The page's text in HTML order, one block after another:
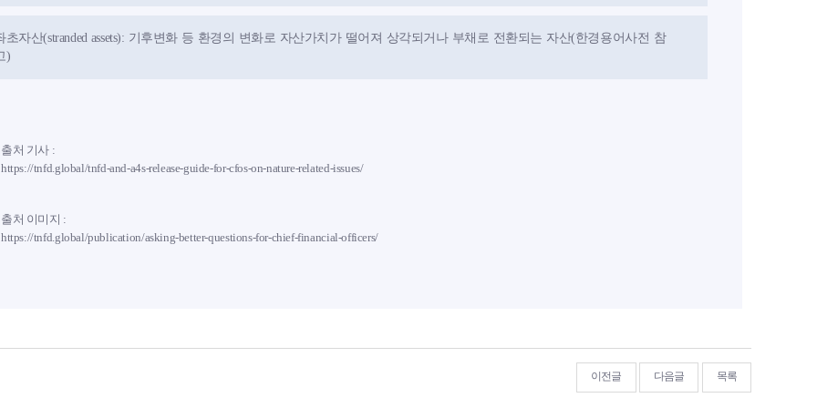
초자산(stranded assets): 기후변화 등 환경의 변화로 자산가치가 떨어져 상각되거나 부채로 전환되는 자산(한경용어사전 참
)
출처 기사 :
https://tnfd.global/tnfd-and-a4s-release-guide-for-cfos-on-nature-related-issues/
출처 이미지 :
https://tnfd.global/publication/asking-better-questions-for-chief-financial-officers/
이전글 다음글 목록